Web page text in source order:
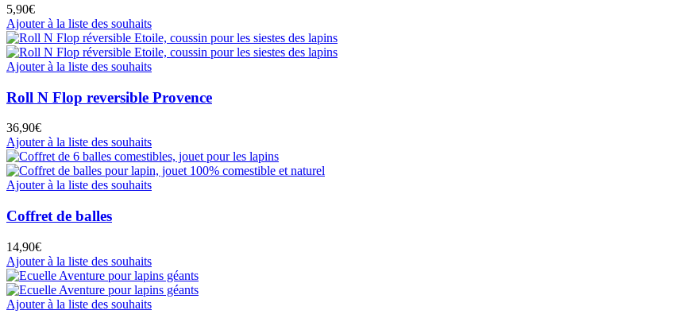
5,90€
Ajouter à la liste des souhaits
Ajouter à la liste des souhaits
Roll N Flop reversible Provence
36,90€
Ajouter à la liste des souhaits
Ajouter à la liste des souhaits
Coffret de balles
14,90€
Ajouter à la liste des souhaits
Ajouter à la liste des souhaits